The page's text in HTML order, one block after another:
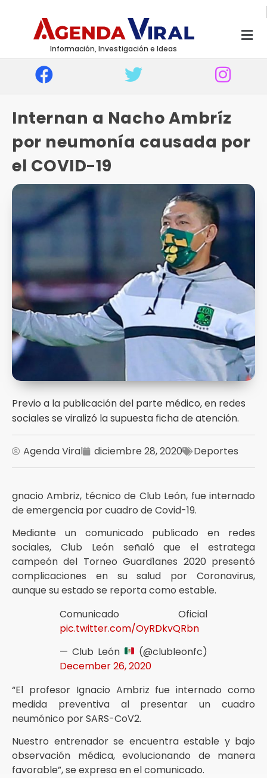
Información, Investigación e Ideas
Internan a Nacho Ambríz
por neumonía causada por
el COVID-19
Previo a la publicación del parte médico, en redes
sociales se viralizó la supuesta ficha de atención.
Agenda Viral diciembre 28, 2020 Deportes
gnacio Ambriz, técnico de Club León, fue internado
de emergencia por cuadro de Covid-19.
Mediante un comunicado publicado en redes
sociales, Club León señaló que el estratega
campeón del Torneo Guard1anes 2020 presentó
complicaciones en su salud por Coronavirus,
aunque su estado se reporta como estable.
Comunicado Oficial
pic.twitter.com/OyRDkvQRbn
— Club León
(@clubleonfc)
December 26, 2020
“El profesor Ignacio Ambriz fue internado como
medida preventiva al presentar un cuadro
neumónico por SARS-CoV2.
Nuestro entrenador se encuentra estable y bajo
observación médica, evolucionando de manera
favorable”, se expresa en el comunicado.